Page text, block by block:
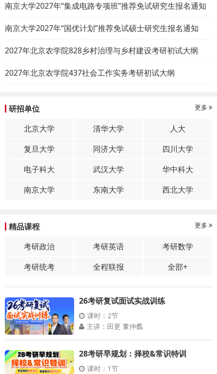
南京大学2027年“集成电路专项班”推荐免试研究生报名通知
南京大学2027年“国优计划”推荐免试硕士研究生报名通知
2027年北京农学院828乡村治理与乡村建设考研初试大纲
2027年北京农学院437社会工作实务考研初试大纲
研招单位 更多
北京大学 清华大学
人大
复旦大学
同济大学
四川大学
电子科大
武汉大学
华中科大
南京大学
东南大学 西北大学
精品课程 更多
考研政治 考研英语
考研数学
考研统考
全程联报 全部+
26考研复试面试实战训练
课时：2节
主讲：田更 董仲蠡
28考研早规划：择校&常识特训
课时：1节